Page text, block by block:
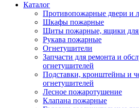
Каталог
Противопожарные двери и
Шкафы пожарные
Щиты пожарные, ящики для
Рукава пожарные
Огнетушители
Запчасти для ремонта и
огнетушителей
Подставки, кронштейны и
огнетушителей
Лесное пожаротушение
Клапана пожарные